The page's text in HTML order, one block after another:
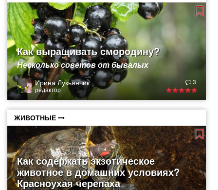
Как выращивать смородину?
Несколько советов от бывалых
Ирина Лукьянчик
редактор
3
ЖИВОТНЫЕ
Как содержать экзотическое
животное в домашних условиях?
Красноухая черепаха